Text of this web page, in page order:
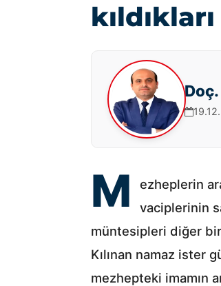
Doç.
M
ezheplerin
vaciplerinin
müntesipleri diğer
Kılınan namaz ister
mezhepteki imamın